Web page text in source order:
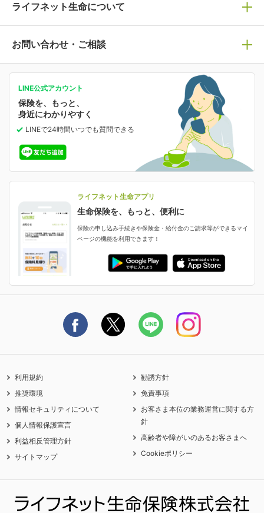
保険の基礎知識や選び方を解説！
人生のステージに必要な保険がわかる！
保険ジャンバラヤ
あなたの人生と保険選びのためのWebメディア
選ばれる理由・評判
ライフネット生命の特長
ライフネット生命が選ばれる理由がわかる！
評判・口コミ
ご契約者さまに聞きました！
申し込みガイド
ご契約の流れと必要書類
保険料の支払い方法
万が一に備える
病気や手術に備える
がん保険
がんに備える
女性保険
女性特有の病気に備える
就業不能保険
就業不能状態に備える
認知症・MCIに備える
マイページログイン
ご契約内容の確認
お客さま情報の確認・変更
保険料の支払い方法の変更
中断したお申し込みの再開
お申し込み後の状況確認
減額・解約・追加契約の申し込み など
ご契約者さま向け各種お手続き・サービス
保険金・給付金のご請求
生命保険料控除に関するご案内
ライフネット生命について
ライフネット生命についてトップ
会社情報
業績・財務情報
保険金等の支払状況
採用情報
生命保険マニフェスト
ライフネット生命のCMページ
ライフネット生命公式note
お問い合わせ・ご相談
保険相談サービス
よくあるご質問
資料請求
LINE公式アカウント
保険を、もっと、
身近にわかりやすく
LINEで24時間いつでも質問できる
ライフネット生命アプリ
生命保険を、もっと、便利に
保険の申し込み手続きや保険金・給付金のご請求等ができるマイ
ページの機能を利用できます！
利用規約
推奨環境
情報セキュリティについて
個人情報保護宣言
利益相反管理方針
サイトマップ
勧誘方針
免責事項
お客さま本位の業務運営に関する方
針
高齢者や障がいのあるお客さまへ
Cookieポリシー